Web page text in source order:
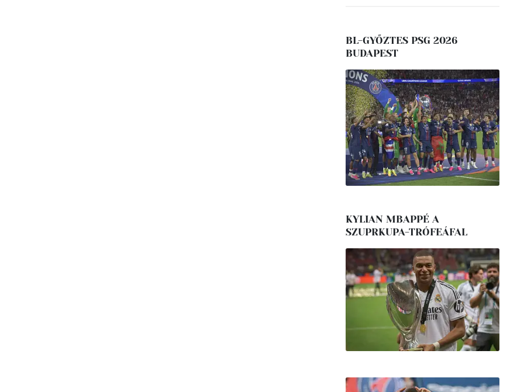
BL-GYŐZTES PSG 2026
BUDAPEST
KYLIAN MBAPPÉ A
SZUPRKUPA-TRÓFEÁFAL